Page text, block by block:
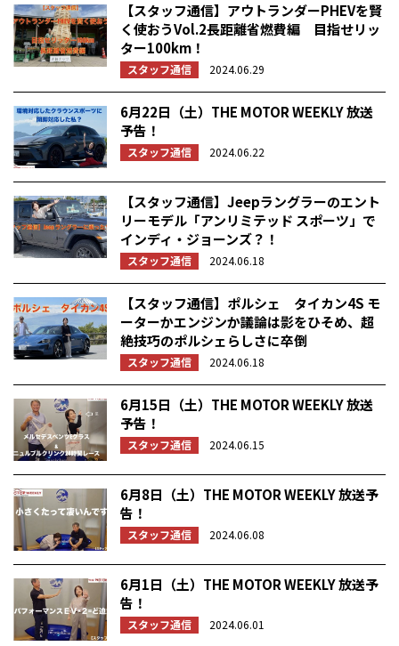
【スタッフ通信】アウトランダーPHEVを賢
く使おうVol.2長距離省燃費編 目指せリッ
ター100km！
スタッフ通信 2024.06.29
6月22日（土）THE MOTOR WEEKLY 放送
予告！
スタッフ通信 2024.06.22
【スタッフ通信】Jeepラングラーのエント
リーモデル「アンリミテッド スポーツ」で
インディ・ジョーンズ？！
スタッフ通信 2024.06.18
【スタッフ通信】ポルシェ タイカン4S モ
ーターかエンジンか議論は影をひそめ、超
絶技巧のポルシェらしさに卒倒
スタッフ通信 2024.06.18
6月15日（土）THE MOTOR WEEKLY 放送
予告！
スタッフ通信 2024.06.15
6月8日（土）THE MOTOR WEEKLY 放送予
告！
スタッフ通信 2024.06.08
6月1日（土）THE MOTOR WEEKLY 放送予
告！
スタッフ通信 2024.06.01